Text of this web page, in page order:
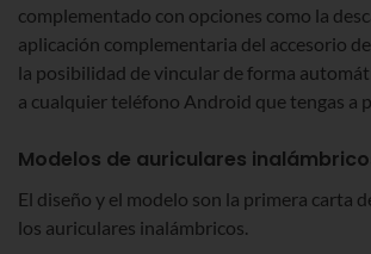
complementado con opciones como la
aplicación complementaria del accesorio
la posibilidad de vincular de forma
a cualquier teléfono Android que tengas a
Modelos de auriculares
El diseño y el modelo son la primera carta
los auriculares inalámbricos.